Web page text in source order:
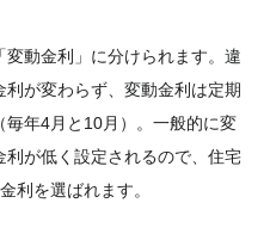
動金利」に分けられます。違
が変わらず、変動金利は定期
年4月と10月）。一般的に変
が低く設定されるので、住宅
利を選ばれます。